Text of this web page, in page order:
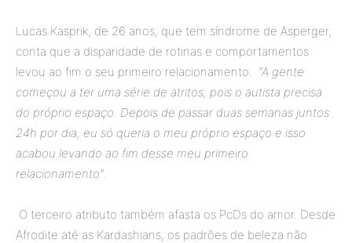
Lucas Kasprik, de 26 anos, que tem síndrome de Asperger,
conta que a disparidade de rotinas e comportamentos
levou ao fim o seu primeiro relacionamento. “A gente
começou a ter uma série de atritos, pois o autista precisa
do próprio espaço. Depois de passar duas semanas juntos
24h por dia, eu só queria o meu próprio espaço e isso
acabou levando ao fim desse meu primeiro
relacionamento”.
O terceiro atributo também afasta os PcDs do amor. Desde
Afrodite até as Kardashians, os padrões de beleza não